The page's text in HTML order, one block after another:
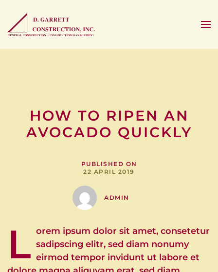
HOW TO RIPEN AN
AVOCADO QUICKLY
PUBLISHED ON
22 APRIL 2019
ADMIN
L orem ipsum dolor sit amet, consetetur
sadipscing elitr, sed diam nonumy
eirmod tempor invidunt ut labore et